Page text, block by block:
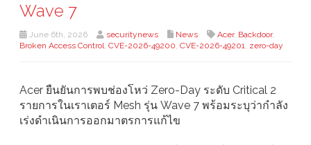
Wave 7
June 6th, 2026 securitynews News Acer, Backdoor,
Broken Access Control, CVE-2026-49200, CVE-2026-49201, zero-day
Acer ยืนยันการพบช่องโหว่ Zero-Day ระดับ Critical 2
รายการในเราเตอร์ Mesh รุ่น Wave 7 พร้อมระบุว่ากำลัง
เร่งดำเนินการออกมาตรการแก้ไข